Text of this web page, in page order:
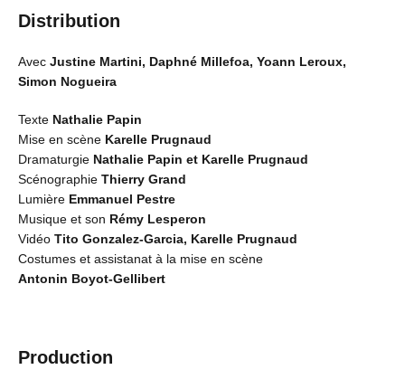
Distribution
Avec Justine Martini, Daphné Millefoa, Yoann Leroux,
Simon Nogueira
Texte Nathalie Papin
Mise en scène Karelle Prugnaud
Dramaturgie Nathalie Papin et Karelle Prugnaud
Scénographie Thierry Grand
Lumière Emmanuel Pestre
Musique et son Rémy Lesperon
Vidéo Tito Gonzalez-Garcia, Karelle Prugnaud
Costumes et assistanat à la mise en scène
Antonin Boyot-Gellibert
Production